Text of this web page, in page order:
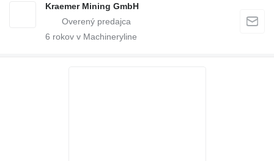
Kraemer Mining GmbH
6 rokov v Machineryline